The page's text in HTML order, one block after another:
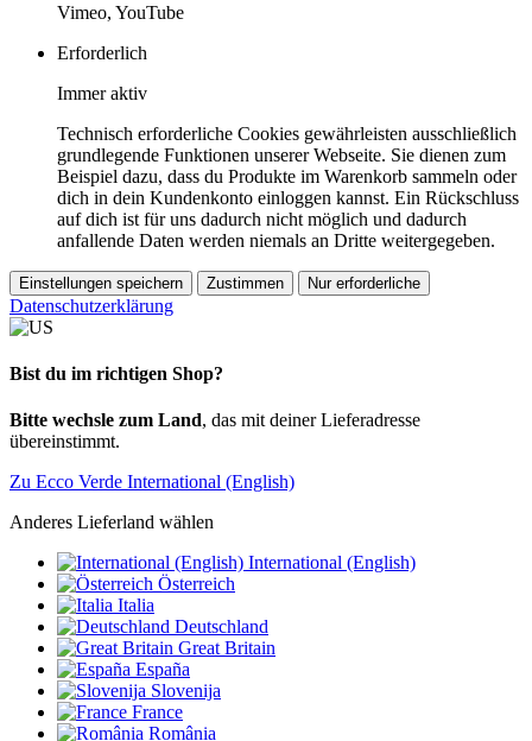
Vimeo, YouTube
Erforderlich
Immer aktiv
Technisch erforderliche Cookies gewährleisten ausschließlich
grundlegende Funktionen unserer Webseite. Sie dienen zum
Beispiel dazu, dass du Produkte im Warenkorb sammeln oder
dich in dein Kundenkonto einloggen kannst. Ein Rückschluss
auf dich ist für uns dadurch nicht möglich und dadurch
anfallende Daten werden niemals an Dritte weitergegeben.
Einstellungen speichern Zustimmen Nur erforderliche
Datenschutzerklärung
Bist du im richtigen Shop?
Bitte wechsle zum Land, das mit deiner Lieferadresse
übereinstimmt.
Zu Ecco Verde International (English)
Anderes Lieferland wählen
International (English)
Österreich
Italia
Deutschland
Great Britain
España
Slovenija
France
România